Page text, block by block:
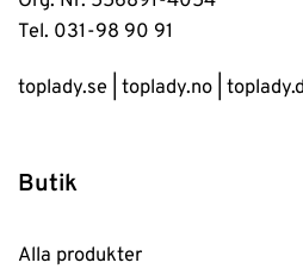
Tel. 031-98 90 91
toplady.se toplady.no
Butik
Alla produkter